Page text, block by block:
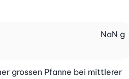
NaN g
grossen Pfanne bei mittlerer